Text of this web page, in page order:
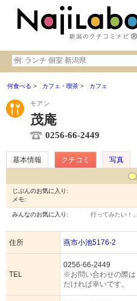
何食べる カフェ・喫茶 カフェ
モアン
茂庵
0256-66-2449
基本情報 クチコミ
写真
じぶんのお気に入り:
メモ:
みんなのお気に入り: 行ってみたい！…
住所 燕市小池5176-2
TEL
0256-66-2449
※お問い合わせの際は
だければ幸いです。